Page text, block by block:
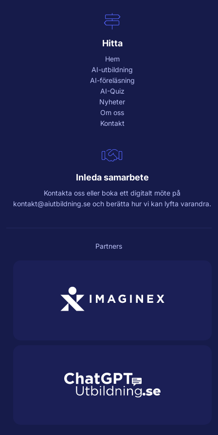
Hitta
Hem
AI-utbildning
AI-föreläsning
AI-Quiz
Nyheter
Om oss
Kontakt
Inleda samarbete
Kontakta oss eller boka ett digitalt möte på
kontakt@aiutbildning.se och berätta hur vi kan lyfta varandra.
Partners